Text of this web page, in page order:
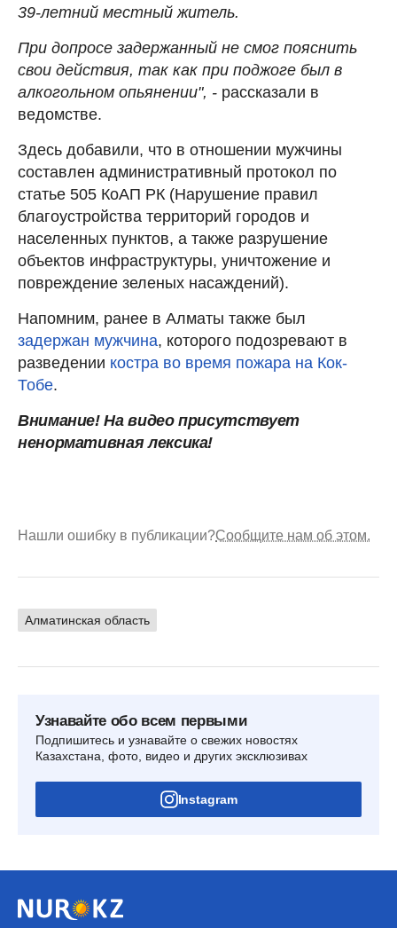
39-летний местный житель.
При допросе задержанный не смог пояснить
свои действия, так как при поджоге был в
алкогольном опьянении", - рассказали в
ведомстве.
Здесь добавили, что в отношении мужчины
составлен административный протокол по
статье 505 КоАП РК (Нарушение правил
благоустройства территорий городов и
населенных пунктов, а также разрушение
объектов инфраструктуры, уничтожение и
повреждение зеленых насаждений).
Напомним, ранее в Алматы также был
задержан мужчина, которого подозревают в
разведении костра во время пожара на Кок-
Тобе.
Внимание! На видео присутствует
ненормативная лексика!
Нашли ошибку в публикации?Сообщите нам об этом.
Алматинская область
Узнавайте обо всем первыми
Подпишитесь и узнавайте о свежих новостях
Казахстана, фото, видео и других эксклюзивах
Instagram